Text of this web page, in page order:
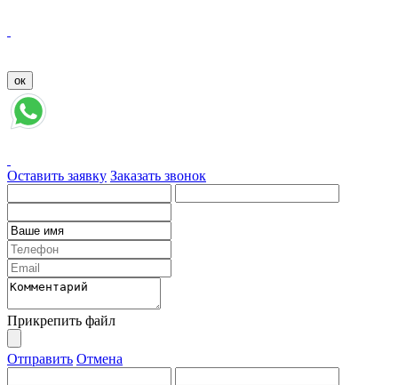
Оставить заявку Заказать звонок
Прикрепить файл
Отправить Отмена